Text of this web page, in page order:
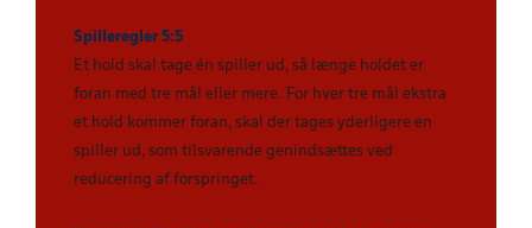
Spilleregler 5:5
Et hold skal tage én spiller ud, så længe holdet er
foran med tre mål eller mere. For hver tre mål ekstra
et hold kommer foran, skal der tages yderligere en
spiller ud, som tilsvarende genindsættes ved
reducering af forspringet.